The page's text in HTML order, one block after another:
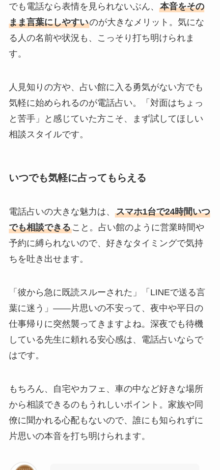
でも電話なら表情を見られないぶん、 本音をその
まま言葉にしやすいのが大きなメリット。気にな
る人の名前や状況も、こっそり打ち明けられま
す。
人見知りの方や、占い館に入る勇気がない方でも
気軽に始められるのが電話占い。「対面はちょっ
と苦手」と感じていた方こそ、まず試してほしい
相談スタイルです。
いつでも気軽に占ってもらえる
電話占いの大きな魅力は、 スマホ1台で24時間いつ
でも相談できること。占い館のように営業時間や
予約に縛られないので、好きなタイミングで気持
ちを吐き出せます。
「彼から急に既読スルーされた」「LINEで送る言
葉に迷う」――片思いの不安って、夜中や平日の
仕事帰りに突然襲ってきますよね。深夜でも待機
している先生に頼れる安心感は、電話占いならで
はです。
もちろん、自宅やカフェ、車の中など好きな場所
から相談できるのもうれしいポイント。家族や同
僚に聞かれる心配もないので、誰にも知られずに
片思いの本音を打ち明けられます。